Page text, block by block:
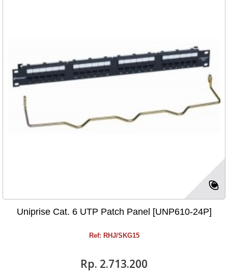
Uniprise Cat. 6 UTP Patch Panel [UNP610-24P]
Ref: RHJ/SKG15
Rp‎. 2.713.200